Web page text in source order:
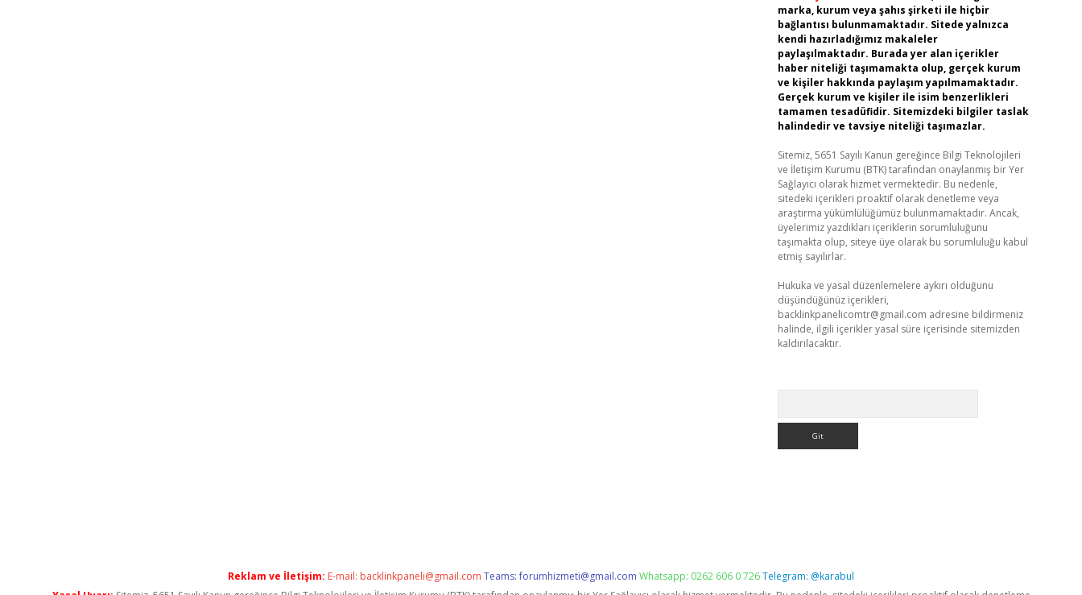
marka, kurum veya şahıs şirketi ile hiçbir
bağlantısı bulunmamaktadır. Sitede yalnızca
kendi hazırladığımız makaleler
paylaşılmaktadır. Burada yer alan içerikler
haber niteliği taşımamakta olup, gerçek kurum
ve kişiler hakkında paylaşım yapılmamaktadır.
Gerçek kurum ve kişiler ile isim benzerlikleri
tamamen tesadüfidir. Sitemizdeki bilgiler taslak
halindedir ve tavsiye niteliği taşımazlar.
Sitemiz, 5651 Sayılı Kanun gereğince Bilgi Teknolojileri
ve İletişim Kurumu (BTK) tarafından onaylanmış bir Yer
Sağlayıcı olarak hizmet vermektedir. Bu nedenle,
sitedeki içerikleri proaktif olarak denetleme veya
araştırma yükümlülüğümüz bulunmamaktadır. Ancak,
üyelerimiz yazdıkları içeriklerin sorumluluğunu
taşımakta olup, siteye üye olarak bu sorumluluğu kabul
etmiş sayılırlar.
Hukuka ve yasal düzenlemelere aykırı olduğunu
düşündüğünüz içerikleri,
backlinkpanelicomtr@gmail.com adresine bildirmeniz
halinde, ilgili içerikler yasal süre içerisinde sitemizden
kaldırılacaktır.
Reklam ve İletişim: E-mail: backlinkpaneli@gmail.com Teams:forumhizmeti@gmail.com Whatsapp: 0262 606 0 726Telegram: @karabul